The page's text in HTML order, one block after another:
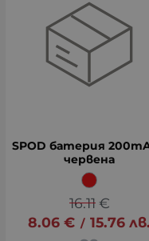
SPOD батерия
червена
16.11 €
8.06 € / 15.76 лв.